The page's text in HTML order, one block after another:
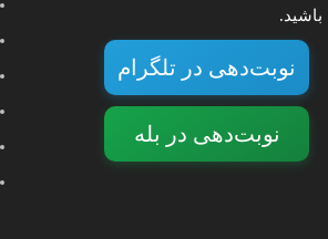
باشید.
نوبت‌دهی در تلگرام
نوبت‌دهی در بله